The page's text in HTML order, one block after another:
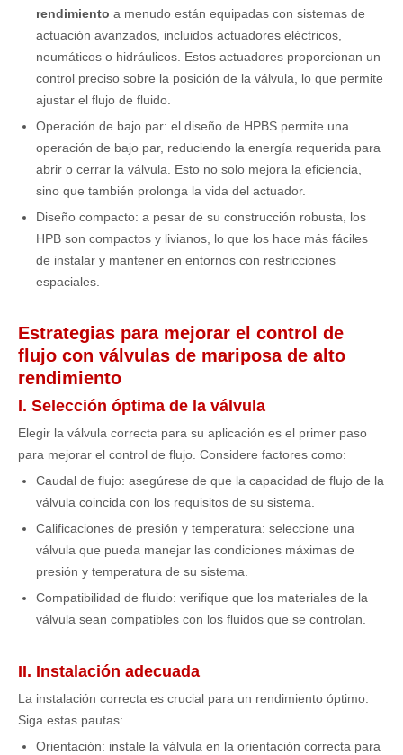
rendimiento a menudo están equipadas con sistemas de
actuación avanzados, incluidos actuadores eléctricos,
neumáticos o hidráulicos. Estos actuadores proporcionan un
control preciso sobre la posición de la válvula, lo que permite
ajustar el flujo de fluido.
Operación de bajo par: el diseño de HPBS permite una
operación de bajo par, reduciendo la energía requerida para
abrir o cerrar la válvula. Esto no solo mejora la eficiencia,
sino que también prolonga la vida del actuador.
Diseño compacto: a pesar de su construcción robusta, los
HPB son compactos y livianos, lo que los hace más fáciles
de instalar y mantener en entornos con restricciones
espaciales.
Estrategias para mejorar el control de
flujo con válvulas de mariposa de alto
rendimiento
I. Selección óptima de la válvula
Elegir la válvula correcta para su aplicación es el primer paso
para mejorar el control de flujo. Considere factores como:
Caudal de flujo: asegúrese de que la capacidad de flujo de la
válvula coincida con los requisitos de su sistema.
Calificaciones de presión y temperatura: seleccione una
válvula que pueda manejar las condiciones máximas de
presión y temperatura de su sistema.
Compatibilidad de fluido: verifique que los materiales de la
válvula sean compatibles con los fluidos que se controlan.
II. Instalación adecuada
La instalación correcta es crucial para un rendimiento óptimo.
Siga estas pautas:
Orientación: instale la válvula en la orientación correcta para